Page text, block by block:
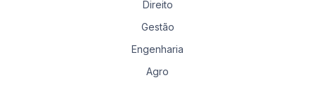
Direito
Gestão
Engenharia
Agro